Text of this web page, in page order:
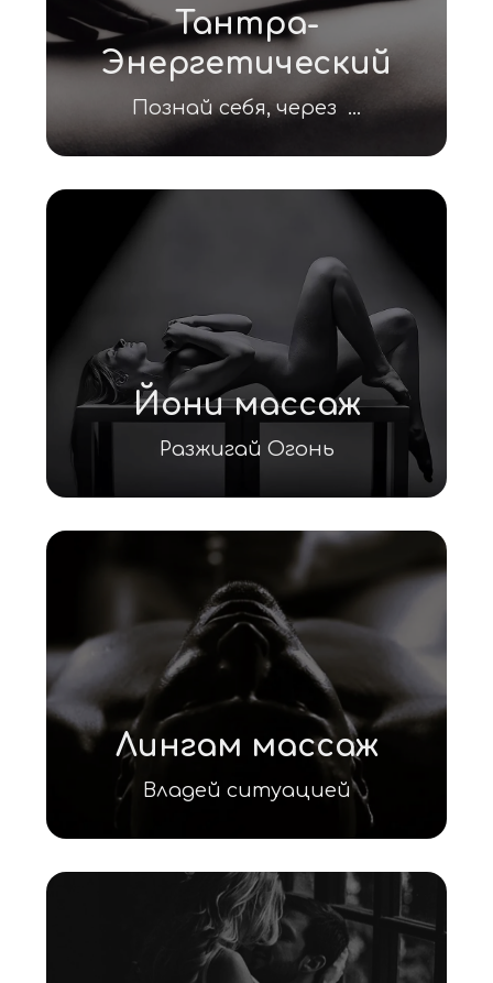
Тантра-
Энергетический
Познай себя, через  ...
Йони массаж
Разжигай Огонь
Лингам массаж
Владей ситуацией